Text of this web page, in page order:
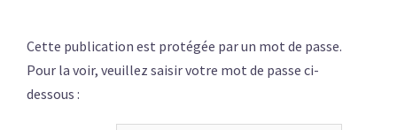
Cette publication est protégée par un mot de passe.
Pour la voir, veuillez saisir votre mot de passe ci-
dessous :